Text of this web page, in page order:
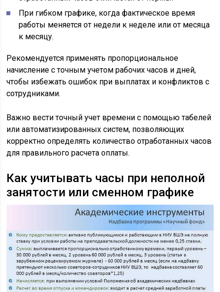
При гибком графике, когда фактическое время
работы меняется от недели к неделе или от месяца
к месяцу.
Рекомендуется применять пропорциональное
начисление с точным учетом рабочих часов и дней,
чтобы избежать ошибок при выплатах и конфликтов с
сотрудниками.
Важно вести точный учет времени с помощью табелей
или автоматизированных систем, позволяющих
корректно определять количество отработанных часов
для правильного расчета оплаты.
Как учитывать часы при неполной
занятости или сменном графике